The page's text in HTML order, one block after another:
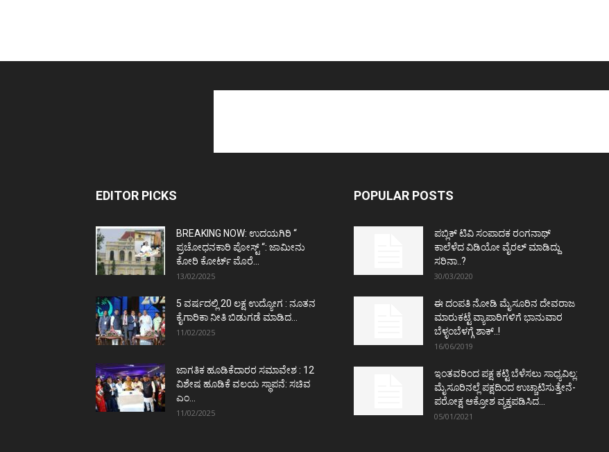
EDITOR PICKS
BREAKING NOW: ಉದಯಗಿರಿ “
ಪ್ರಚೋಧನಕಾರಿ ಪೋಸ್ಟ್‌ “: ಜಾಮೀನು
ಕೋರಿ ಕೋರ್ಟ್‌ ಮೊರೆ...
13/02/2025
5 ವರ್ಷದಲ್ಲಿ 20 ಲಕ್ಷ ಉದ್ಯೋಗ : ನೂತನ
ಕೈಗಾರಿಕಾ ನೀತಿ ಬಿಡುಗಡೆ ಮಾಡಿದ...
11/02/2025
ಜಾಗತಿಕ ಹೂಡಿಕೆದಾರರ ಸಮಾವೇಶ : 12
ವಿಶೇಷ ಹೂಡಿಕೆ ವಲಯ ಸ್ಥಾಪನೆ: ಸಚಿವ
ಎಂ...
11/02/2025
POPULAR POSTS
ಪಬ್ಲಿಕ್ ಟಿವಿ ಸಂಪಾದಕ ರಂಗನಾಥ್
ಕಾಲೆಳೆದ ವಿಡಿಯೋ ವೈರಲ್ ಮಾಡಿದ್ದು
ಸರಿನಾ..?
30/03/2020
ಈ ದಂಪತಿ ನೋಡಿ ಮೈಸೂರಿನ ದೇವರಾಜ
ಮಾರುಕಟ್ಟೆ ವ್ಯಾಪಾರಿಗಳಿಗೆ ಭಾನುವಾರ
ಬೆಳ್ಳಂಬೆಳಗ್ಗೆ ಶಾಕ್..!
16/06/2019
ಇಂತವರಿಂದ ಪಕ್ಷ ಕಟ್ಟಿ ಬೆಳೆಸಲು ಸಾಧ್ಯವಿಲ್ಲ:
ಮೈಸೂರಿನಲ್ಲೆ ಪಕ್ಷದಿಂದ ಉಚ್ಚಾಟಿಸುತ್ತೇನೆ-
ಪರೋಕ್ಷ ಆಕ್ರೋಶ ವ್ಯಕ್ತಪಡಿಸಿದ...
05/01/2021